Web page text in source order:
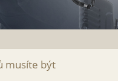
musíte být